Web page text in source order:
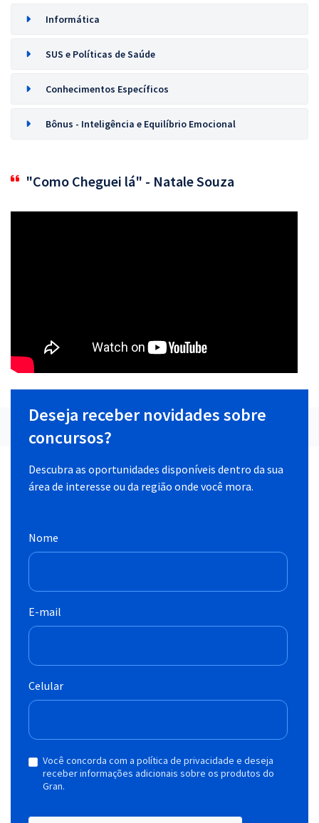
Informática
SUS e Políticas de Saúde
Conhecimentos Específicos
Bônus - Inteligência e Equilíbrio Emocional
"Como Cheguei lá" - Natale Souza
Deseja receber novidades sobre
concursos?
Descubra as oportunidades disponíveis dentro da sua
área de interesse ou da região onde você mora.
Nome
E-mail
Celular
Você concorda com a política de privacidade e deseja
receber informações adicionais sobre os produtos do
Gran.